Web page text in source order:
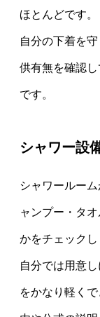
ほとんどです。
自分の下着を
供有無を確認
です。
シャワー設
シャワールー
ャンプー・タ
かをチェックし
自分では用意
をかなり軽く